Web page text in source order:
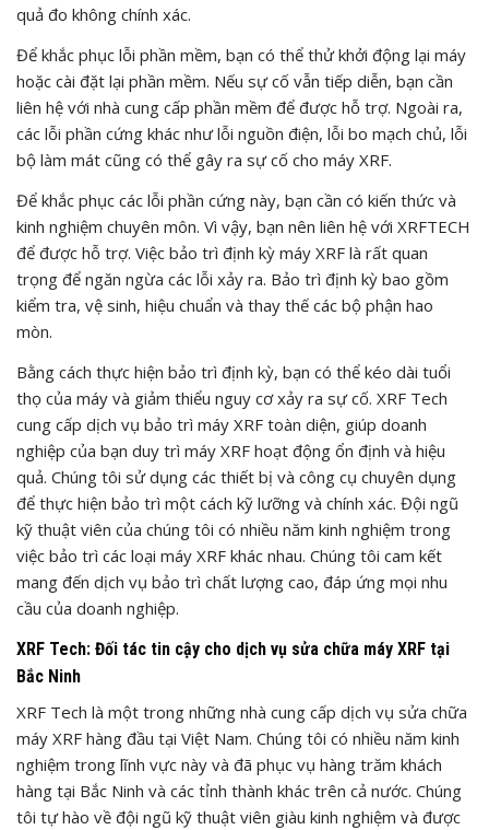
quả đo không chính xác.
Để khắc phục lỗi phần mềm, bạn có thể thử khởi động lại máy
hoặc cài đặt lại phần mềm. Nếu sự cố vẫn tiếp diễn, bạn cần
liên hệ với nhà cung cấp phần mềm để được hỗ trợ. Ngoài ra,
các lỗi phần cứng khác như lỗi nguồn điện, lỗi bo mạch chủ, lỗi
bộ làm mát cũng có thể gây ra sự cố cho máy XRF.
Để khắc phục các lỗi phần cứng này, bạn cần có kiến thức và
kinh nghiệm chuyên môn. Vì vậy, bạn nên liên hệ với XRFTECH
để được hỗ trợ. Việc bảo trì định kỳ máy XRF là rất quan
trọng để ngăn ngừa các lỗi xảy ra. Bảo trì định kỳ bao gồm
kiểm tra, vệ sinh, hiệu chuẩn và thay thế các bộ phận hao
mòn.
Bằng cách thực hiện bảo trì định kỳ, bạn có thể kéo dài tuổi
thọ của máy và giảm thiểu nguy cơ xảy ra sự cố. XRF Tech
cung cấp dịch vụ bảo trì máy XRF toàn diện, giúp doanh
nghiệp của bạn duy trì máy XRF hoạt động ổn định và hiệu
quả. Chúng tôi sử dụng các thiết bị và công cụ chuyên dụng
để thực hiện bảo trì một cách kỹ lưỡng và chính xác. Đội ngũ
kỹ thuật viên của chúng tôi có nhiều năm kinh nghiệm trong
việc bảo trì các loại máy XRF khác nhau. Chúng tôi cam kết
mang đến dịch vụ bảo trì chất lượng cao, đáp ứng mọi nhu
cầu của doanh nghiệp.
XRF Tech: Đối tác tin cậy cho dịch vụ sửa chữa máy XRF tại
Bắc Ninh
XRF Tech là một trong những nhà cung cấp dịch vụ sửa chữa
máy XRF hàng đầu tại Việt Nam. Chúng tôi có nhiều năm kinh
nghiệm trong lĩnh vực này và đã phục vụ hàng trăm khách
hàng tại Bắc Ninh và các tỉnh thành khác trên cả nước. Chúng
tôi tự hào về đội ngũ kỹ thuật viên giàu kinh nghiệm và được